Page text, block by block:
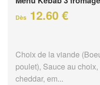
Dès 12.60 €
Choix de la viande
poulet), Sauce au
cheddar, em...